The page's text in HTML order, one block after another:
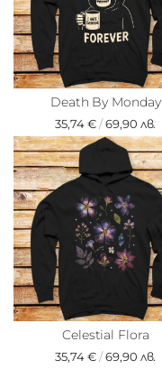
Death By Monday
35,74 €/69,90 лв.
Celestial Flora
35,74 €/69,90 лв.